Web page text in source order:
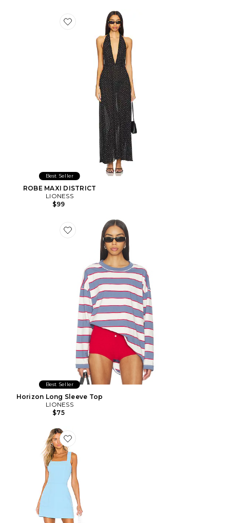
Favorite ROBE MAXI DISTRICT
Best Seller
ROBE MAXI DISTRICT
LIONESS
$99
Favorite Horizon Long Sleeve Top
Best Seller
Horizon Long Sleeve Top
LIONESS
$75
Favorite ROBE COURTE ACE